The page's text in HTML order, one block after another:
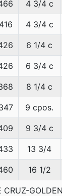
4 3/4 c
416 4 3/4 c
6 1/4 c
6 3/4 c
8 1/4 c
9 cpos.
9 3/4 c
13 3/4
16 1/2